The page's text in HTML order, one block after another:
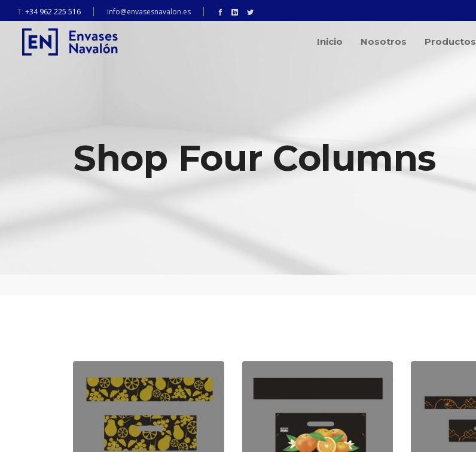
T: +34 962 225 516 info@envasesnavalon.es
Inicio Nosotros Productos
Shop Four Columns